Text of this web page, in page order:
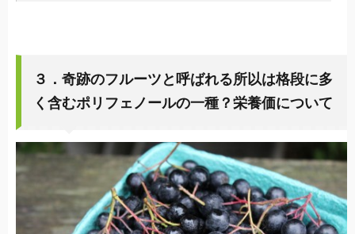
３．奇跡のフルーツと呼ばれる所以は格段に多
く含むポリフェノールの一種？栄養価について